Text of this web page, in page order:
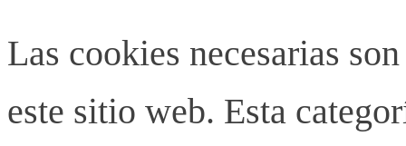
Las cookies necesarias
este sitio web. Esta